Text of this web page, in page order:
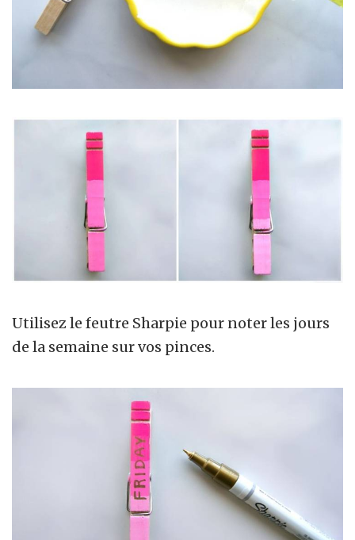
Utilisez le feutre Sharpie pour noter les jours
de la semaine sur vos pinces.